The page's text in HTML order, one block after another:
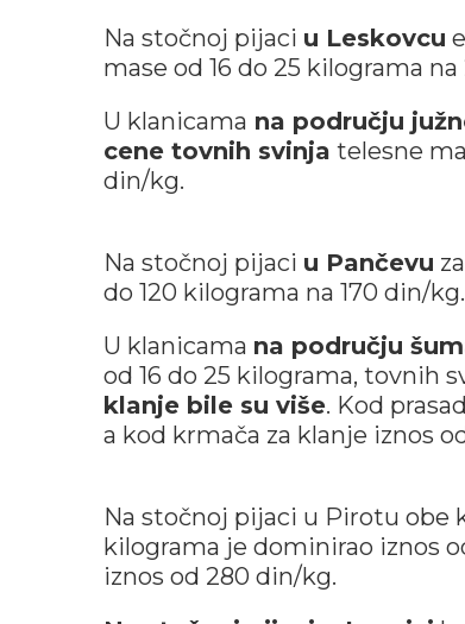
Na stočnoj pijaci u Leskovcu
mase od 16 do 25 kilograma
U klanicama na području
cene tovnih svinja telesne
din/kg.
Na stočnoj pijaci u Pančevu
do 120 kilograma na 170 din/kg.
U klanicama na području
od 16 do 25 kilograma, tovnih
klanje bile su više. Kod
a kod krmača za klanje iznos
Na stočnoj pijaci u Pirotu obe
kilograma je dominirao iznos
iznos od 280 din/kg.